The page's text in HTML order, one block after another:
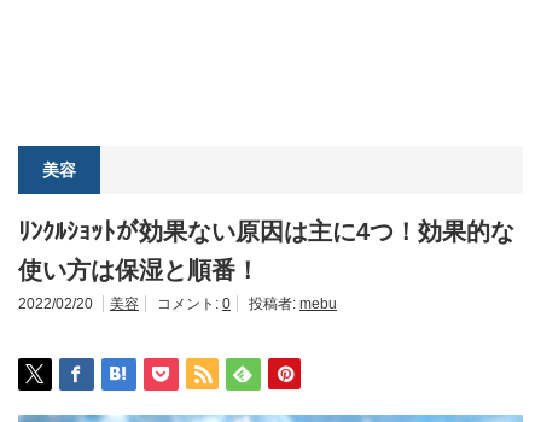
美容
ﾘﾝｸﾙｼｮｯﾄが効果ない原因は主に4つ！効果的な
使い方は保湿と順番！
2022/02/20 美容 コメント: 0 投稿者: mebu